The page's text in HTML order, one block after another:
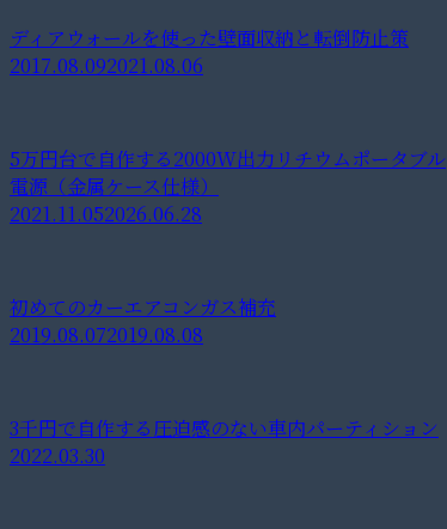
ディアウォールを使った壁面収納と転倒防止策
2017.08.092021.08.06
5万円台で自作する2000W出力リチウムポータブル
電源（金属ケース仕様）
2021.11.052026.06.28
初めてのカーエアコンガス補充
2019.08.072019.08.08
3千円で自作する圧迫感のない車内パーティション
2022.03.30